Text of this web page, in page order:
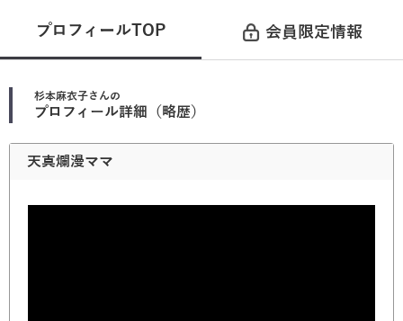
プロフィールTOP 会員限定情報
杉本麻衣子さんの
プロフィール詳細（略歴）
天真爛漫ママ